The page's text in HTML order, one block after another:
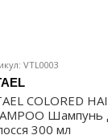
VTL0003
COLORED
Шампунь
300 мл